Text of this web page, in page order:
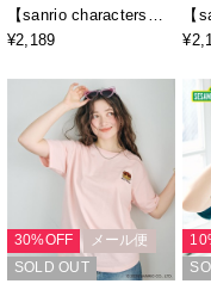
【sanrio characters】
KUROMI/クロミ刺繍デ
ンリオキャラクター
¥2,189
【
シ
キ
30%OFF
メール便
SOLD OUT